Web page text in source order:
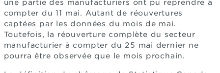
une partie des manufacturiers ont pu reprendre à
compter du 11 mai. Autant de réouvertures
captées par les données du mois de mai.
Toutefois, la réouverture complète du secteur
manufacturier à compter du 25 mai dernier ne
pourra être observée que le mois prochain.